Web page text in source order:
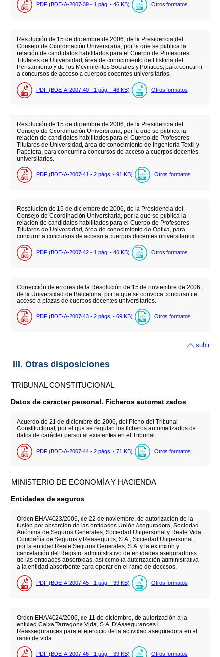
PDF (BOE-A-2007-39 - 1 pág. - 46 KB) Otros formatos
Resolución de 15 de diciembre de 2006, de la Presidencia del
Consejo de Coordinación Universitaria, por la que se publica la
relación de candidatos habilitados para el Cuerpo de Profesores
Titulares de Universidad, área de conocimiento de Historia del
Pensamiento y de los Movimientos Sociales y Políticos, para concurrir
a concursos de acceso a cuerpos docentes universitarios.
PDF (BOE-A-2007-40 - 1 pág. - 46 KB) Otros formatos
Resolución de 15 de diciembre de 2006, de la Presidencia del
Consejo de Coordinación Universitaria, por la que se publica la
relación de candidatos habilitados para el Cuerpo de Profesores
Titulares de Universidad, área de conocimiento de Ingeniería Textil y
Papelera, para concurrir a concursos de acceso a cuerpos docentes
universitarios.
PDF (BOE-A-2007-41 - 2 págs. - 91 KB) Otros formatos
Resolución de 15 de diciembre de 2006, de la Presidencia del
Consejo de Coordinación Universitaria, por la que se publica la
relación de candidatos habilitados para el Cuerpo de Profesores
Titulares de Universidad, área de conocimiento de Óptica, para
concurrir a concursos de acceso a cuerpos docentes universitarios.
PDF (BOE-A-2007-42 - 1 pág. - 46 KB) Otros formatos
Corrección de errores de la Resolución de 15 de noviembre de 2006,
de la Universidad de Barcelona, por la que se convoca concurso de
acceso a plazas de cuerpos docentes universitarios.
PDF (BOE-A-2007-43 - 2 págs. - 69 KB) Otros formatos
subir
III. Otras disposiciones
TRIBUNAL CONSTITUCIONAL
Datos de carácter personal. Ficheros automatizados
Acuerdo de 21 de diciembre de 2006, del Pleno del Tribunal
Constitucional, por el que se regulan los ficheros automatizados de
datos de carácter personal existentes en el Tribunal.
PDF (BOE-A-2007-44 - 2 págs. - 71 KB) Otros formatos
MINISTERIO DE ECONOMÍA Y HACIENDA
Entidades de seguros
Orden EHA/4023/2006, de 22 de noviembre, de autorización de la
fusión por absorción de las entidades Unión Aseguradora, Sociedad
Anónima de Seguros Generales, Sociedad Unipersonal y Reale Vida,
Compañía de Seguros y Reaseguros, S.A., Sociedad Unipersonal,
por la entidad Reale Seguros Generales, S.A. y la extinción y
cancelación del Registro administrativo de entidades aseguradoras
de las entidades absorbidas, así como la autorización administrativa
a la entidad absorbente para operar en el ramo de decesos.
PDF (BOE-A-2007-45 - 1 pág. - 39 KB) Otros formatos
Orden EHA/4024/2006, de 11 de diciembre, de autorización a la
entidad Caixa Tarragona Vida, S.A. D'Assegurances i
Reassegurances para el ejercicio de la actividad aseguradora en el
ramo de vida.
PDF (BOE-A-2007-46 - 1 pág. - 39 KB) Otros formatos